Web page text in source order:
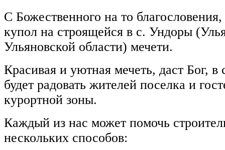
С Божественного на то
купол на строящейся в с. Ундоры
Ульяновской области) мечети.
Красивая и уютная мечеть, даст Бог, в
будет радовать жителей поселка и
курортной зоны.
Каждый из нас может помочь
нескольких способов: